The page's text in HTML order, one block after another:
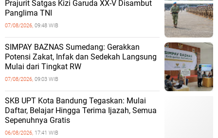
Prajurit Satgas Kizi Garuda XX-V Disambut
Panglima TNI
07/08/2026, 09:48 WIB
SIMPAY BAZNAS Sumedang: Gerakkan
Potensi Zakat, Infak dan Sedekah Langsung
Mulai dari Tingkat RW
07/08/2026, 09:03 WIB
SKB UPT Kota Bandung Tegaskan: Mulai
Daftar, Belajar Hingga Terima Ijazah, Semua
Sepenuhnya Gratis
06/08/2026, 17:41 WIB